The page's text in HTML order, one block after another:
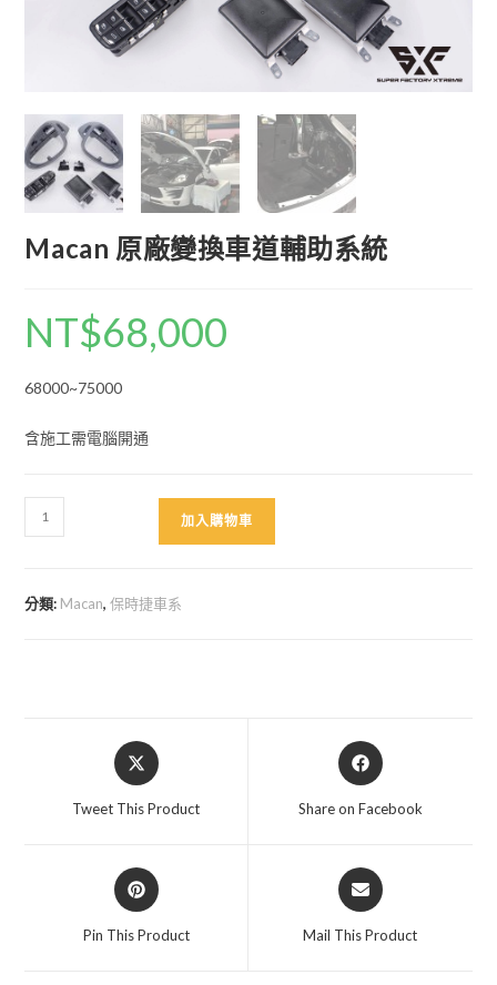
Macan 原廠變換車道輔助系統
NT$68,000
68000~75000
含施工需電腦開通
Macan
原
變
加入購物車
分類: Macan,保時捷車系
Opens
in
Tweet This Product
Opens
in
Share on Facebook
Opens
in
Pin This Product
Opens
in
Mail This Product